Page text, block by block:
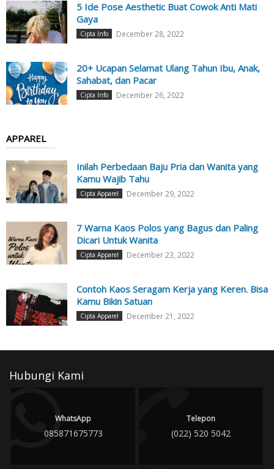
5 Ide Pose Aesthetic Buat Cowok Anti Mati
Gaya
Cipta Info December 28, 2022
20+ Ucapan Selamat Ulang Tahun Ibu, Anak,
Sahabat, dan Pacar
Cipta Info December 26, 2022
APPAREL
Inilah Perbedaan Baju Pria dan Wanita yang
Kamu Wajib Tahu
Cipta Apparel December 29, 2022
7 Warna Kaos Polos yang Bagus dan Paling
Dicari Untuk Wanita
Cipta Apparel December 23, 2022
Contoh Kaos Seragam Kerja yang Keren. Bisa
Kamu Bikin Satuan
Cipta Apparel December 21, 2022
Hubungi Kami
WhatsApp
085871675773
Telepon
(022) 520 5042